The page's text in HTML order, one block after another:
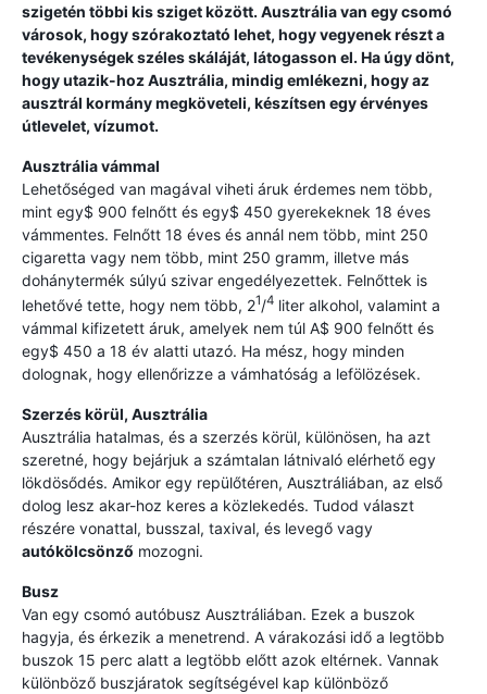
szigetén többi kis sziget között. Ausztrália van egy csomó
városok, hogy szórakoztató lehet, hogy vegyenek részt a
tevékenységek széles skáláját, látogasson el. Ha úgy dönt,
hogy utazik-hoz Ausztrália, mindig emlékezni, hogy az
ausztrál kormány megköveteli, készítsen egy érvényes
útlevelet, vízumot.
Ausztrália vámmal
Lehetőséged van magával viheti áruk érdemes nem több,
mint egy$ 900 felnőtt és egy$ 450 gyerekeknek 18 éves
vámmentes. Felnőtt 18 éves és annál nem több, mint 250
cigaretta vagy nem több, mint 250 gramm, illetve más
dohánytermék súlyú szivar engedélyezettek. Felnőttek is
lehetővé tette, hogy nem több, 21/4 liter alkohol, valamint a
vámmal kifizetett áruk, amelyek nem túl A$ 900 felnőtt és
egy$ 450 a 18 év alatti utazó. Ha mész, hogy minden
dolognak, hogy ellenőrizze a vámhatóság a lefölözések.
Szerzés körül, Ausztrália
Ausztrália hatalmas, és a szerzés körül, különösen, ha azt
szeretné, hogy bejárjuk a számtalan látnivaló elérhető egy
lökdösődés. Amikor egy repülőtéren, Ausztráliában, az első
dolog lesz akar-hoz keres a közlekedés. Tudod választ
részére vonattal, busszal, taxival, és levegő vagy
autókölcsönző mozogni.
Busz
Van egy csomó autóbusz Ausztráliában. Ezek a buszok
hagyja, és érkezik a menetrend. A várakozási idő a legtöbb
buszok 15 perc alatt a legtöbb előtt azok eltérnek. Vannak
különböző buszjáratok segítségével kap különböző